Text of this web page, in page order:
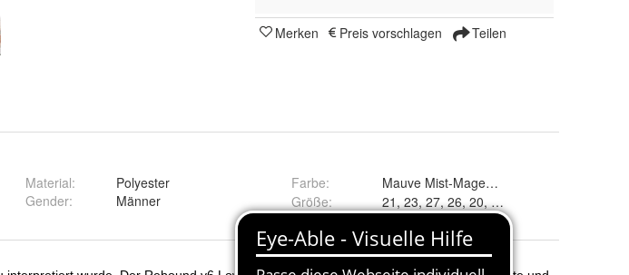
Merken Preis vorschlagen Teilen
Material:
Polyester
Gender: Männer
Farbe:
Mauve Mist-Magenta Gleam-Puma
Größe: